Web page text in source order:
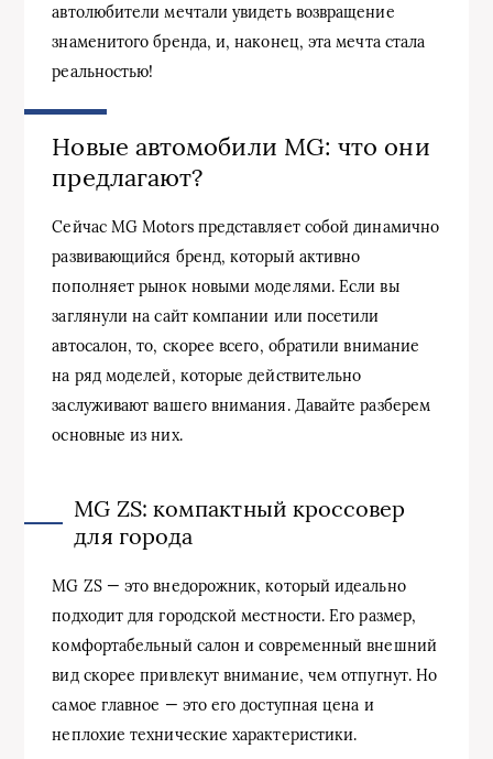
автолюбители мечтали увидеть возвращение
знаменитого бренда, и, наконец, эта мечта стала
реальностью!
Новые автомобили MG: что они
предлагают?
Сейчас MG Motors представляет собой динамично
развивающийся бренд, который активно
пополняет рынок новыми моделями. Если вы
заглянули на сайт компании или посетили
автосалон, то, скорее всего, обратили внимание
на ряд моделей, которые действительно
заслуживают вашего внимания. Давайте разберем
основные из них.
MG ZS: компактный кроссовер
для города
MG ZS — это внедорожник, который идеально
подходит для городской местности. Его размер,
комфортабельный салон и современный внешний
вид скорее привлекут внимание, чем отпугнут. Но
самое главное — это его доступная цена и
неплохие технические характеристики.